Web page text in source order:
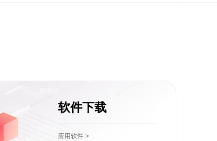
软件下载
应用软件 >